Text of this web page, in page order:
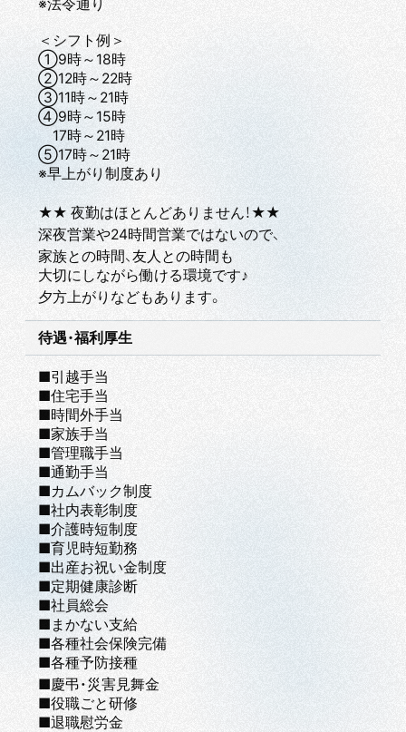
※法令通り
＜シフト例＞
①9時～18時
②12時～22時
③11時～21時
④9時～15時
17時～21時
⑤17時～21時
※早上がり制度あり
★★ 夜勤はほとんどありません！★★
深夜営業や24時間営業ではないので、
家族との時間、友人との時間も
大切にしながら働ける環境です♪
夕方上がりなどもあります。
待遇・福利厚生
■引越手当
■住宅手当
■時間外手当
■家族手当
■管理職手当
■通勤手当
■カムバック制度
■社内表彰制度
■介護時短制度
■育児時短勤務
■出産お祝い金制度
■定期健康診断
■社員総会
■まかない支給
■各種社会保険完備
■各種予防接種
■慶弔・災害見舞金
■役職ごと研修
■退職慰労金